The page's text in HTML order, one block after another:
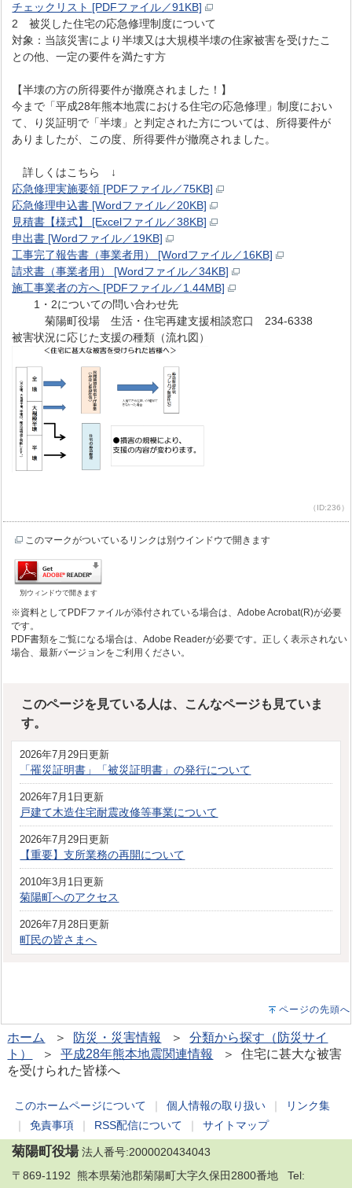
チェックリスト [PDFファイル／91KB]
2 被災した住宅の応急修理制度について
対象：当該災害により半壊又は大規模半壊の住家被害を受けたこ
との他、一定の要件を満たす方
【半壊の方の所得要件が撤廃されました！】
今まで「平成28年熊本地震における住宅の応急修理」制度におい
て、り災証明で「半壊」と判定された方については、所得要件が
ありましたが、この度、所得要件が撤廃されました。
詳しくはこちら ↓
応急修理実施要領 [PDFファイル／75KB]
応急修理申込書 [Wordファイル／20KB]
見積書【様式】 [Excelファイル／38KB]
申出書 [Wordファイル／19KB]
工事完了報告書（事業者用） [Wordファイル／16KB]
請求書（事業者用） [Wordファイル／34KB]
施工事業者の方へ [PDFファイル／1.44MB]
1・2についての問い合わせ先
菊陽町役場 生活・住宅再建支援相談窓口 234-6338
被害状況に応じた支援の種類（流れ図）
（ID:236）
このマークがついているリンクは別ウインドウで開きます
別ウィンドウで開きます
※資料としてPDFファイルが添付されている場合は、Adobe Acrobat(R)が必要
です。
PDF書類をご覧になる場合は、Adobe Readerが必要です。正しく表示されない
場合、最新バージョンをご利用ください。
このページを見ている人は、こんなページも見ていま
す。
2026年7月29日更新
「罹災証明書」「被災証明書」の発行について
2026年7月1日更新
戸建て木造住宅耐震改修等事業について
2026年7月29日更新
【重要】支所業務の再開について
2010年3月1日更新
菊陽町へのアクセス
2026年7月28日更新
町民の皆さまへ
ページの先頭へ
ホーム ＞ 防災・災害情報 ＞分類から探す（防災サイ
ト）
＞平成28年熊本地震関連情報
＞ 住宅に甚大な被害
を受けられた皆様へ
このホームページについて 個人情報の取り扱い
リンク集
免責事項 RSS配信について サイトマップ
菊陽町役場法人番号:2000020434043
〒869-1192 熊本県菊池郡菊陽町大字久保田2800番地 Tel: